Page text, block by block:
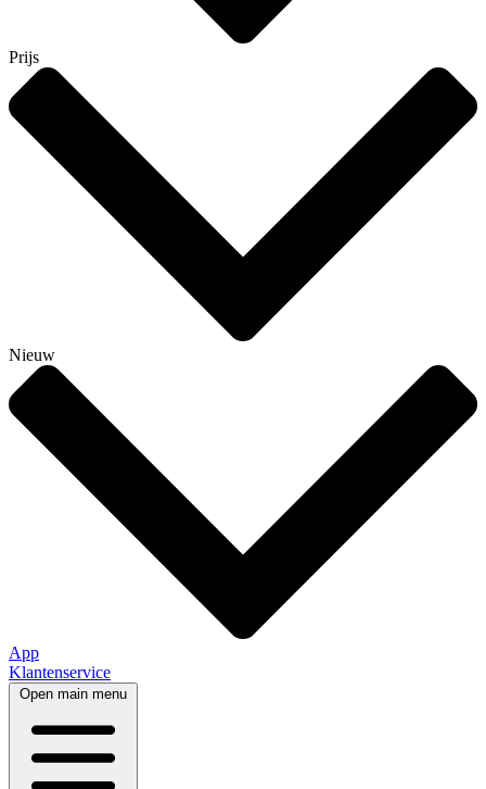
Prijs
Nieuw
App
Klantenservice
Open main menu